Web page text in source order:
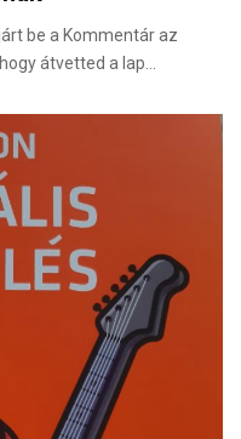
be a Kommentár az
átvetted a lap…